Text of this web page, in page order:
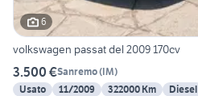
6
volkswagen passat del 2009 170cv
3.500 €Sanremo(IM)
Usato
11/2009 322000 Km Diesel